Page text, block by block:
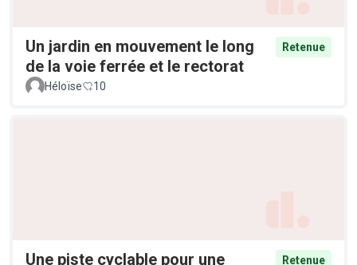
Un jardin en mouvement le long
de la voie ferrée et le rectorat
Retenue
Héloïse 10
Une piste cyclable pour une
Retenue